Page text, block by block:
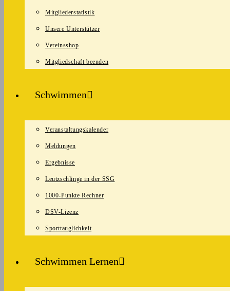
Mitgliederstatistik
Unsere Unterstützer
Vereinsshop
Mitgliedschaft beenden
Schwimmen
Veranstaltungskalender
Meldungen
Ergebnisse
Leutzschlinge in der SSG
1000-Punkte Rechner
DSV-Lizenz
Sporttauglichkeit
Schwimmen Lernen